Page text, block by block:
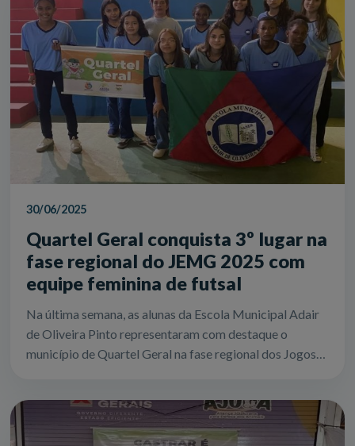
30/06/2025
Quartel Geral conquista 3º lugar na
fase regional do JEMG 2025 com
equipe feminina de futsal
Na última semana, as alunas da Escola Municipal Adair
de Oliveira Pinto representaram com destaque o
município de Quartel Geral na fase regional dos Jogos